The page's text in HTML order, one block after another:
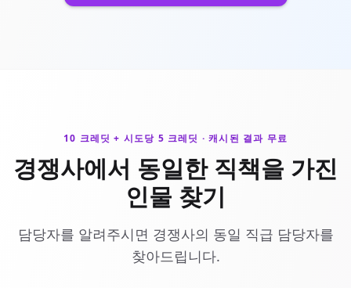
10 크레딧 + 시도당 5 크레딧 · 캐시된 결과 무료
경쟁사에서 동일한 직책을 가진
인물 찾기
담당자를 알려주시면 경쟁사의 동일 직급 담당자를
찾아드립니다.